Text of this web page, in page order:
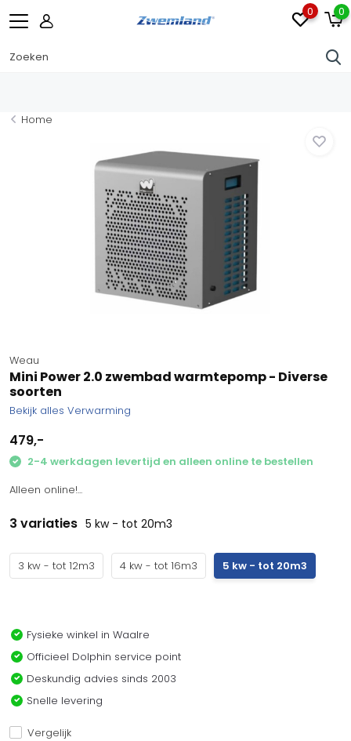
0 0
Home
Weau
Mini Power 2.0 zwembad warmtepomp - Diverse
soorten
Bekijk alles Verwarming
479,-
2-4 werkdagen levertijd en alleen online te bestellen
Alleen online!...
3 variaties 5 kw - tot 20m3
3 kw - tot 12m3 4 kw - tot 16m3 5 kw - tot 20m3
Fysieke winkel in Waalre
Officieel Dolphin service point
Deskundig advies sinds 2003
Snelle levering
Vergelijk